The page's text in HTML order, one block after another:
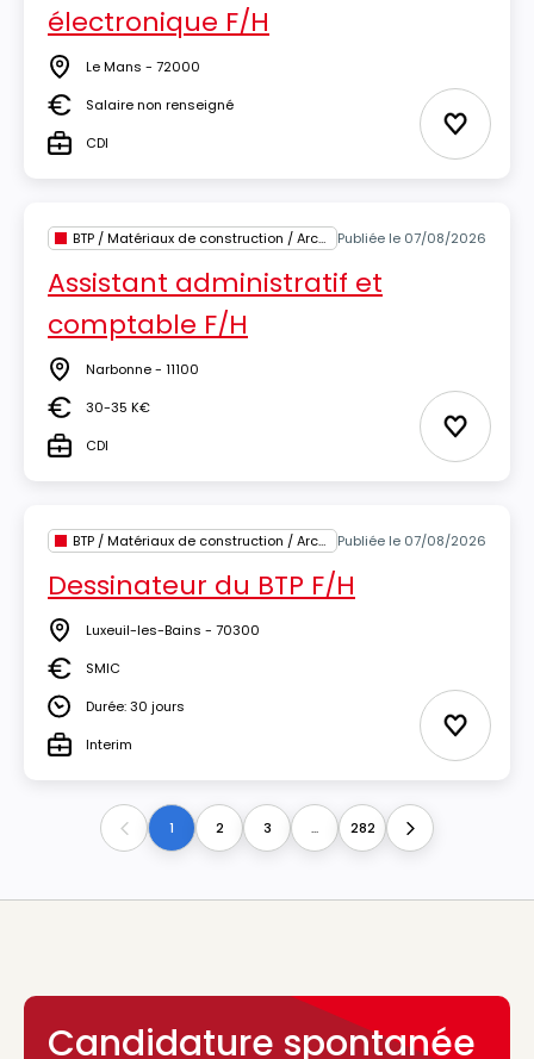
électronique F/H
Lieu Le Mans - 72000
SalaireSalaire non renseigné
TypeCDI Ajouter
BTP / Matériaux de construction / Architecture Publiée le 07/08/2026
Assistant administratif et
comptable F/H
Lieu Narbonne - 11100
Salaire30-35 K€
TypeCDI Ajouter
BTP / Matériaux de construction / Architecture Publiée le 07/08/2026
Dessinateur du BTP F/H
Lieu Luxeuil-les-Bains - 70300
Salaire
SMIC
DuréeDurée: 30 jours
TypeInterim Ajouter
Previous1 2 3 ... 282 Next
Candidature spontanée